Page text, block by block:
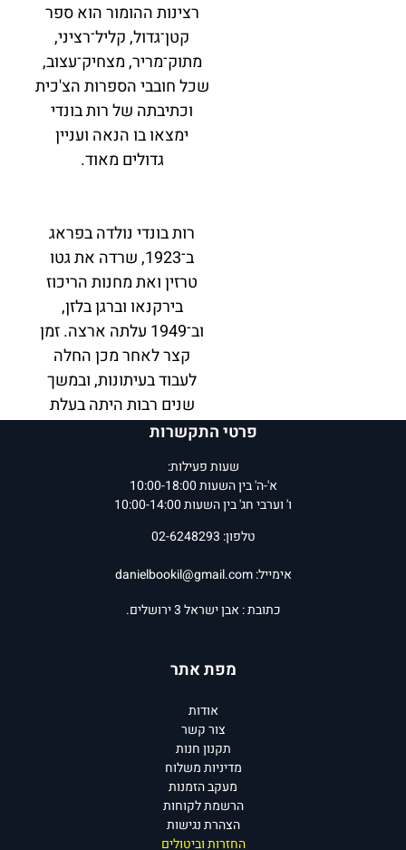
רצינות ההומור הוא ספר
קטן־גדול, קליל־רציני,
מתוק־מריר, מצחיק־עצוב,
שכל חובבי הספרות הצ'כית
וכתיבתה של רות בונדי
ימצאו בו הנאה ועניין
גדולים מאוד.
רות בונדי נולדה בפראג
ב־1923, שרדה את גטו
טרזין ואת מחנות הריכוז
בירקנאו וברגן בלזן,
וב־1949 עלתה ארצה. זמן
קצר לאחר מכן החלה
לעבוד בעיתונות, ובמשך
שנים רבות היתה בעלת
מדור אישי ב"דבר השבוע".
מחקרים בתולדות יהודי
צ'כיה, ספר בישול ועשרות
תרגומים ממיטב הספרות
לעיתונות, פרס יצחק שדה
לספרות צבאית, פרס ראש
רות בונדי הלכה לעולמה
המחיר שלנו:
פרטים נוספים
פרטי התקשרות
שעות פעילות:
א'-ה' בין השעות 10:00-18:00
ו' וערבי חג' בין השעות 10:00-14:00
טלפון: 02-6248293
אימייל:danielbookil@gmail.com
כתובת : אבן ישראל 3 ירושלים.
מפת אתר
אודות
צור קשר
תקנון חנות
מדיניות משלוח
מעקב הזמנות
הרשמת לקוחות
הצהרת נגישות
החזרות וביטולים